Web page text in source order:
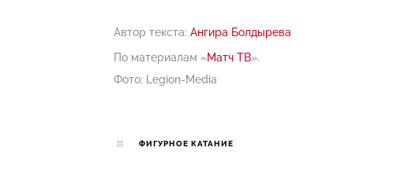
Автор текста: Ангира Болдырева
По материалам «Матч ТВ».
Фото: Legion-Media
ФИГУРНОЕ КАТАНИЕ